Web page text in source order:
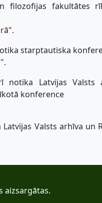
filozofijas fakultātes
.
starptautiska
.
notika Latvijas Valsts
konference
Valsts arhīva un
aizsargātas.